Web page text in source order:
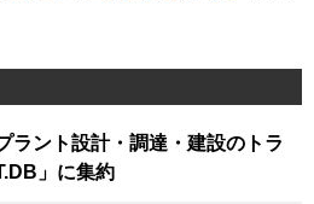
ラント設計・調達・建設のトラ
」に集約